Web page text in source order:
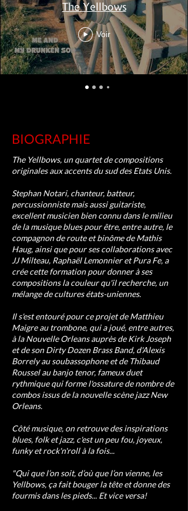
The Yellbows
Voir
BIOGRAPHIE
The Yellbows, un quartet de compositions
originales aux accents du sud des Etats Unis.
Stephan Notari, chanteur, batteur,
percussionniste mais aussi guitariste,
excellent musicien bien connu dans le milieu
de la musique blues pour être, entre autre, le
compagnon de route et binôme de Mathis
Haug, ainsi que pour ses collaborations avec
JJ Milteau, Raphaël Lemonnier et Pura Fe, a
crée cette formation pour donner à ses
compositions la couleur qu'il recherche, un
mélange de cultures états-uniennes.
Il s'est entouré pour ce projet de Matthieu
Maigre au trombone, qui a joué, entre autres,
à la Nouvelle Orleans auprès de Kirk Joseph
et de son Dirty Dozen Brass Band, d'Alexis
Borrely au soubassophone et de Thibaud
Roussel au banjo tenor, fameux duet
rythmique qui forme l'ossature de nombre de
combos issus de la nouvelle scène jazz New
Orleans.
Côté musique, on retrouve des inspirations
blues, folk et jazz, c'est un peu fou, joyeux,
funky et rock'n'roll à la fois...
"Qui que l’on soit, d’où que l’on vienne, les
Yellbows, ça fait bouger la tête et donne des
fourmis dans les pieds... Et vice versa!